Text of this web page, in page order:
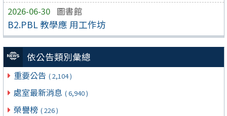
2026-06-30 圖書館
B2.PBL 教學應 用工作坊
依公告類別彙總
重要公告 ( 2,104 )
處室最新消息 ( 6,940 )
榮譽榜 ( 226 )